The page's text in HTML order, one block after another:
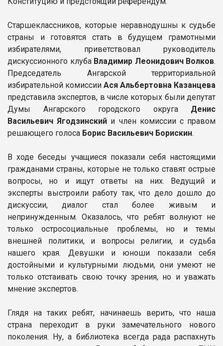
Старшеклассников, которые неравнодушны к судьбе
страны и готовятся стать в будущем грамотными
избирателями, приветствовал руководитель
дискуссионного клуба Владимир Леонидович Волков.
Председатель Ангарской территориальной
избирательной комиссии Ася Альбертовна Казанцева
представила экспертов, в числе которых были депутат
Думы Ангарского городского округа Денис
Васильевич Ягодзинский и член комиссии с правом
решающего голоса Борис Васильевич Борискин.
В ходе беседы учащиеся показали себя настоящими
гражданами страны, которые не только ставят острые
вопросы, но и ищут ответы на них. Ведущий и
эксперты выстроили работу так, что дело дошло до
дискуссии, диалог стал более живым и
непринужденным. Оказалось, что ребят волнуют не
только остросоциальные проблемы, но и темы
внешней политики, и вопросы религии, и судьба
нашего края. Девушки и юноши показали себя
достойными и культурными людьми, они умеют не
только отстаивать свою точку зрения, но и уважать
мнение экспертов.
Глядя на таких ребят, начинаешь верить, что наша
страна переходит в руки замечательного нового
поколения. Ну, а библиотека всегда рада распахнуть